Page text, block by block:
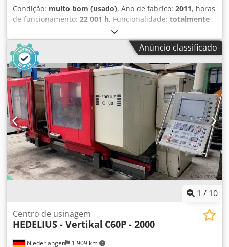
Condição: muito bom (usado), Ano de fabrico: 2011, horas
de funcionamento: 22 001 h, Funcionalidade: totalmente
1 800 mm
mm, curso do eixo Z:600 mm, largura da mesa:750 mm,
comprimento da mesa:
, Cursos de
deslocamento: Djdpszl Uxpofx Apdokr Curso X: 1800 mm
Curso Y: 800 mm Curso Z: 600 mm Dimensões da mesa:
2050 x 750 mm Velocidade de rotação do eixo: 0-8000 RPM
Horas de funcionamento do eixo: 6626 h Sistema de
fixação de ferramentas: SK40 Capacidade do carregador de
ferramentas: 30 posições Dimensões de instalação
(aproximadamente): Largura: 6500 mm Profundidade: 4400
mm Altura: 4000 mm Peso: 12000 kg Horas de
funcionamento da máquina: 22001 h Acessórios: -
Documentação
Anúncio classificado
1 / 10
Niederlangen 1 909 km
Centro de usinagem
HEDELIUS - Vertikal C60P - 2000